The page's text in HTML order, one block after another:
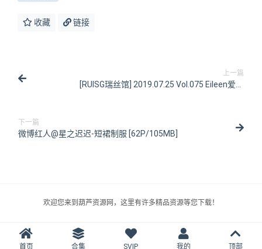
收藏 链接
上一篇
[RUISG瑞丝馆] 2019.07.25 Vol.075 Eileen爱琳
下一篇
微博红人@星之迟迟-短裙制服 [62P/105MB]
欢迎您来到葫芦资源网，这里有许多精品资源等您下载！
首页 合集 SVIP 我的 顶部